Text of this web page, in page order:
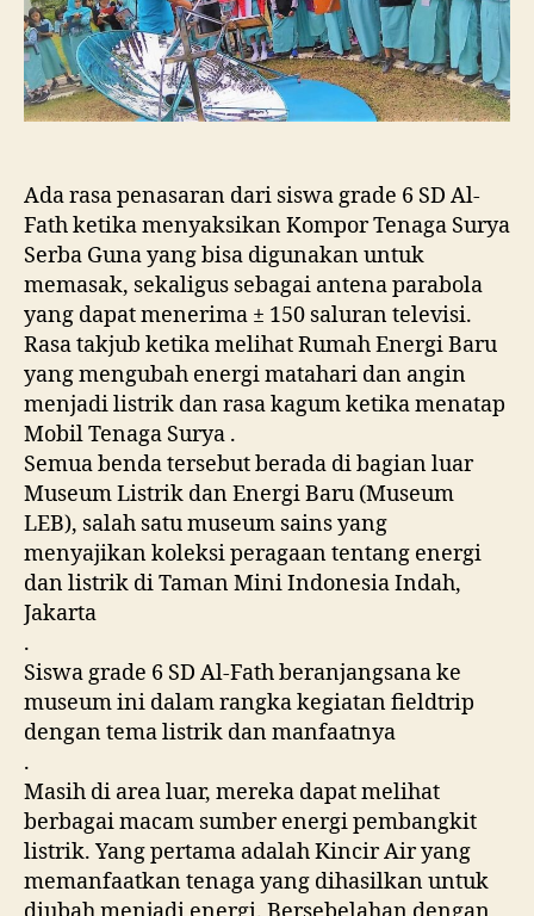
Ada rasa penasaran dari siswa grade 6 SD Al-
Fath ketika menyaksikan Kompor Tenaga Surya
Serba Guna yang bisa digunakan untuk
memasak, sekaligus sebagai antena parabola
yang dapat menerima ± 150 saluran televisi.
Rasa takjub ketika melihat Rumah Energi Baru
yang mengubah energi matahari dan angin
menjadi listrik dan rasa kagum ketika menatap
Mobil Tenaga Surya .
Semua benda tersebut berada di bagian luar
Museum Listrik dan Energi Baru (Museum
LEB), salah satu museum sains yang
menyajikan koleksi peragaan tentang energi
dan listrik di Taman Mini Indonesia Indah,
Jakarta
.
Siswa grade 6 SD Al-Fath beranjangsana ke
museum ini dalam rangka kegiatan fieldtrip
dengan tema listrik dan manfaatnya
.
Masih di area luar, mereka dapat melihat
berbagai macam sumber energi pembangkit
listrik. Yang pertama adalah Kincir Air yang
memanfaatkan tenaga yang dihasilkan untuk